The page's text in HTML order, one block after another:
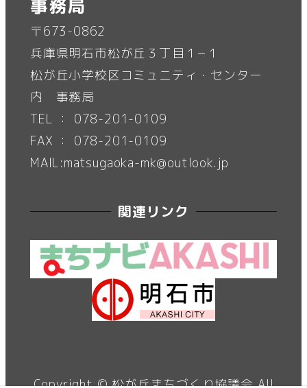
事務局
〒673-0862
兵庫県明石市松が丘３丁目１−１
松が丘小学校区コミュニティ・センター
内 事務局
TEL ： 078-201-0109
FAX ： 078-201-0109
MAIL:matsugaoka-mk@outlook.jp
関連リンク
Copyright ©松が丘まちづくり協議会All